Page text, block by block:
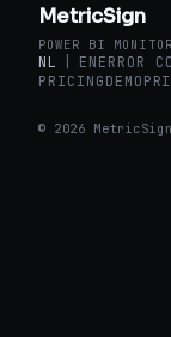
MetricSign
POWER BI
NL ENERROR
PRICINGDEMO
© 2026